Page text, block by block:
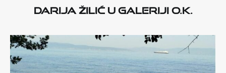
Darija Žilić u Galeriji O.K.